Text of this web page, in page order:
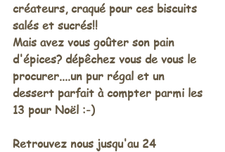
créateurs, craqué pour ces biscuits
salés et sucrés!!
Mais avez vous goûter son pain
d'épices? dépêchez vous de vous le
procurer....un pur régal et un
dessert parfait à compter parmi les
13 pour Noël :-)
Retrouvez nous jusqu'au 24